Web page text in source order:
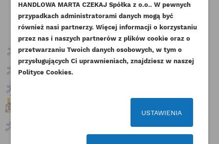
add_circle_outline Stwórz nową listę życzeń
Anuluj Utwórz listę życzeń
Anuluj Zaloguj się
HANDLOWA MARTA CZEKAJ Spółka z o.o.. W pewnych
przypadkach administratorami danych mogą być
również nasi partnerzy. Więcej informacji o korzystaniu
przez nas i naszych partnerów z plików cookie oraz o
przetwarzaniu Twoich danych osobowych, w tym o
przysługujących Ci uprawnieniach, znajdziesz w naszej
Polityce Cookies.
USTAWIENIA